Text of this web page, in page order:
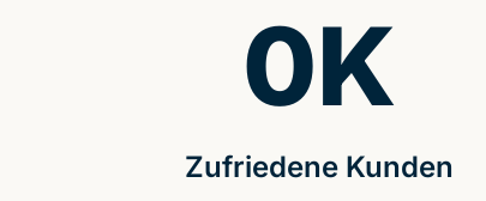
Zufriedene Kunden
0K